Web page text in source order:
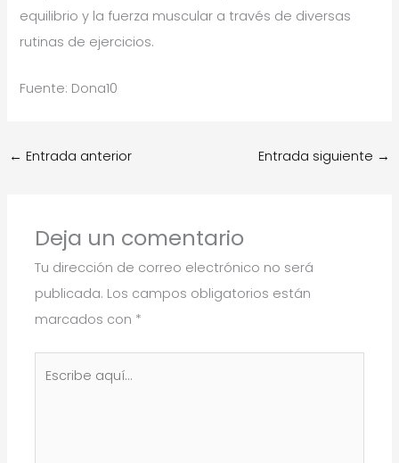
equilibrio y la fuerza muscular a través de diversas
rutinas de ejercicios.
Fuente: Dona10
← Entrada anterior Entrada siguiente →
Deja un comentario
Tu dirección de correo electrónico no será
publicada. Los campos obligatorios están
marcados con *